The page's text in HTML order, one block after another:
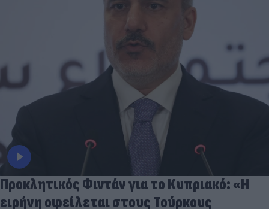
Προκλητικός Φιντάν για το Κυπριακό: «Η
ειρήνη οφείλεται στους Τούρκους